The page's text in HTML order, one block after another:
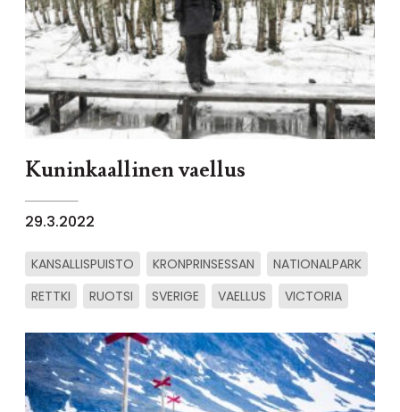
Kuninkaallinen vaellus
29.3.2022
KANSALLISPUISTO KRONPRINSESSAN
NATIONALPARK
RETTKI
RUOTSI SVERIGE VAELLUS VICTORIA